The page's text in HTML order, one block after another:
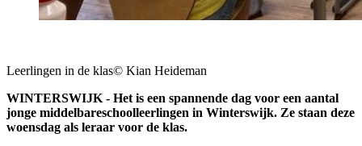
Leerlingen in de klas© Kian Heideman
WINTERSWIJK - Het is een spannende dag voor een aantal
jonge middelbareschoolleerlingen in Winterswijk. Ze staan deze
woensdag als leraar voor de klas.